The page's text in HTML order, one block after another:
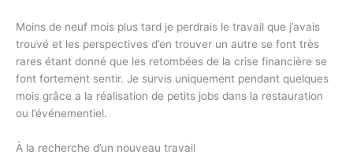
Moins de neuf mois plus tard je perdrais le travail que j’avais
trouvé et les perspectives d’en trouver un autre se font très
rares étant donné que les retombées de la crise financière se
font fortement sentir. Je survis uniquement pendant quelques
mois grâce a la réalisation de petits jobs dans la restauration
ou l’événementiel.
À la recherche d’un nouveau travail